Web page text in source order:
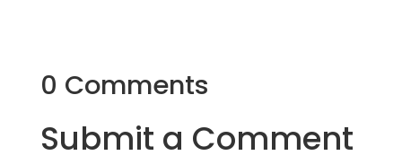
0 Comments
Submit a Comment